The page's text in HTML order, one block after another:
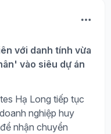
với danh tính vừa
vào siêu dự án
Hạ Long tiếp tục
nghiệp huy
nhận chuyển